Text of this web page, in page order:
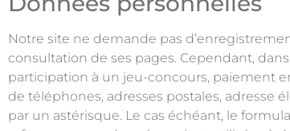
Notre site ne demande pas
consultation de ses pages. Cependant,
participation à un jeu-concours, paiement
de téléphones, adresses postales, adresse
par un astérisque. Le cas échéant, le